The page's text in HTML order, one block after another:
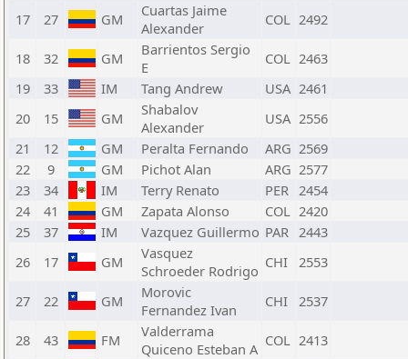
17
27 GM
Cuartas Jaime
Alexander
COL 2492
18 32 GM
Barrientos Sergio
E
COL 2463
19
33 IM Tang Andrew USA 2461
20
15 GM
Shabalov
Alexander
USA 2556
21
12 GM Peralta Fernando ARG 2569
22
9 GM Pichot Alan ARG 2577
23
34 IM Terry Renato PER 2454
24
41 GM Zapata Alonso COL 2420
25
37 IM Vazquez Guillermo PAR 2443
26
17 GM
Vasquez
Schroeder Rodrigo CHI 2553
27 22 GM
Morovic
Fernandez Ivan
CHI 2537
28 43 FM
Valderrama
Quiceno Esteban A COL 2413